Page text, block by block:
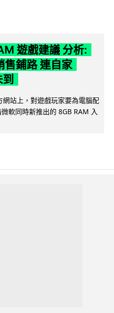
遊戲建議 分析:
鋪路 連自家
站上，對遊戲玩家要為電腦配
軟同時新推出的 8GB RAM 入